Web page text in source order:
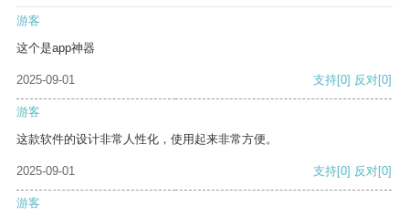
游客
这个是app神器
2025-09-01 支持[0] 反对[0]
游客
这款软件的设计非常人性化，使用起来非常方便。
2025-09-01 支持[0] 反对[0]
游客